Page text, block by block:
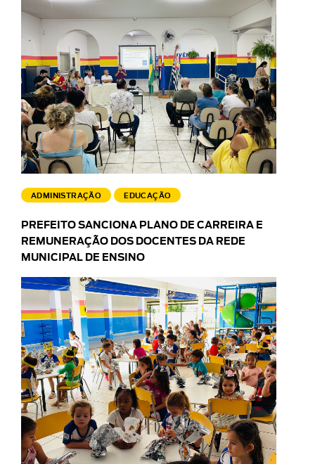
ADMINISTRAÇÃO EDUCAÇÃO
PREFEITO SANCIONA PLANO DE CARREIRA E
REMUNERAÇÃO DOS DOCENTES DA REDE
MUNICIPAL DE ENSINO